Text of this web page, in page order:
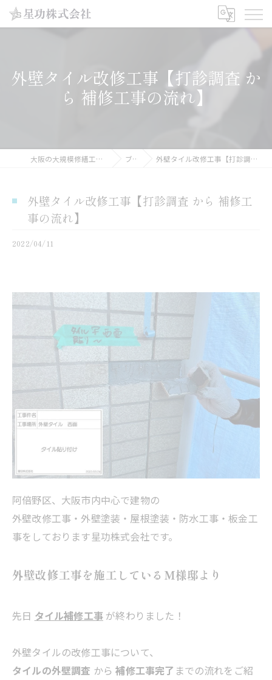
外壁タイル改修工事【打診調査 か
ら 補修工事の流れ】
大阪の大規模修繕工事なら星功株式会社 ブログ 外壁タイル改修工事【打診調査 から 補修工事の流れ】
外壁タイル改修工事【打診調査 から 補修工
事の流れ】
2022/04/11
阿倍野区、大阪市内中心で建物の
外壁改修工事・外壁塗装・屋根塗装・防水工事・板金工
事をしております星功株式会社です。
外壁改修工事を施工しているＭ様邸より
先日 タイル補修工事が終わりました！
外壁タイルの改修工事について、
タイルの外壁調査 から補修工事完了 までの流れをご紹